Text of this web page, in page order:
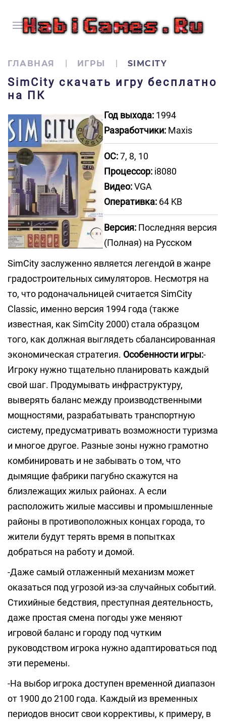
ГЛАВНАЯ ИГРЫ SIMCITY
SimCity скачать игру бесплатно
на ПК
Год выхода: 1994
Разработчики: Maxis
ОС:7, 8, 10
Процессор: i8080
Видео:VGA
Оперативка: 64 KB
Версия: Последняя версия
(Полная) на Русском
SimCity заслуженно является легендой в жанре
градостроительных симуляторов. Несмотря на
то, что родоначальницей считается SimCity
Classic, именно версия 1994 года (также
известная, как SimCity 2000) стала образцом
того, как должная выглядеть сбалансированная
экономическая стратегия. Особенности игры:-
Игроку нужно тщательно планировать каждый
свой шаг. Продумывать инфраструктуру,
выверять баланс между производственными
мощностями, разрабатывать транспортную
систему, предусматривать возможности туризма
и многое другое. Разные зоны нужно грамотно
комбинировать и не забывать о том, что
дымящие фабрики пагубно скажутся на
близлежащих жилых районах. А если
расположить жилые массивы и промышленные
районы в противоположных концах города, то
жители будут терять время в попытках
добраться на работу и домой.
-Даже самый отлаженный механизм может
оказаться под угрозой из-за случайных событий.
Стихийные бедствия, преступная деятельность,
даже простая смена погоды уже меняют
игровой баланс и городу под чутким
руководством игрока нужно адаптироваться под
эти перемены.
-На выбор игрока доступен временной диапазон
от 1900 до 2100 года. Каждый из временных
периодов вносит свои коррективы, к примеру, в